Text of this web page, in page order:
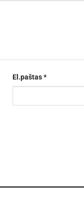
El.paštas*